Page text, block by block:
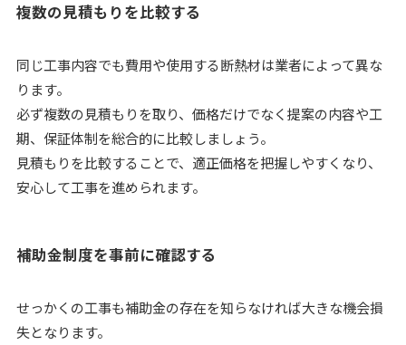
複数の見積もりを比較する
同じ工事内容でも費用や使用する断熱材は業者によって異な
ります。
必ず複数の見積もりを取り、価格だけでなく提案の内容や工
期、保証体制を総合的に比較しましょう。
見積もりを比較することで、適正価格を把握しやすくなり、
安心して工事を進められます。
補助金制度を事前に確認する
せっかくの工事も補助金の存在を知らなければ大きな機会損
失となります。